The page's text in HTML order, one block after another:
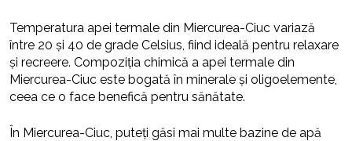
Temperatura apei termale din Miercurea-Ciuc variază
între 20 și 40 de grade Celsius, fiind ideală pentru relaxare
și recreere. Compoziția chimică a apei termale din
Miercurea-Ciuc este bogată în minerale și oligoelemente,
ceea ce o face benefică pentru sănătate.
În Miercurea-Ciuc, puteți găsi mai multe bazine de apă